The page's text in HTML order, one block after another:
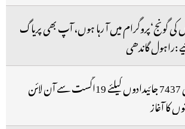
کی گونج‘پروگرام میں آ رہا ہوں، آپ بھی پریاگ
:راہول گاندھی
پولیس کی 7437 جائیدادوں کیلئے 19اگست سے آن لائن
کا آغاز